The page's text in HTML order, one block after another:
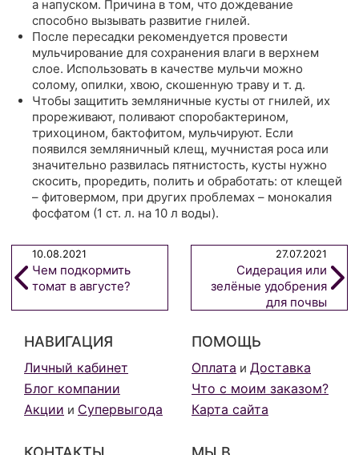
а напуском. Причина в том, что дождевание
способно вызывать развитие гнилей.
После пересадки рекомендуется провести
мульчирование для сохранения влаги в верхнем
слое. Использовать в качестве мульчи можно
солому, опилки, хвою, скошенную траву и т. д.
Чтобы защитить земляничные кусты от гнилей, их
прореживают, поливают споробактерином,
трихоцином, бактофитом, мульчируют. Если
появился земляничный клещ, мучнистая роса или
значительно развилась пятнистость, кусты нужно
скосить, проредить, полить и обработать: от клещей
– фитовермом, при других проблемах – монокалия
фосфатом (1 ст. л. на 10 л воды).
10.08.2021
Чем подкормить
томат в августе?
27.07.2021
Сидерация или
зелёные удобрения
для почвы
НАВИГАЦИЯ
Личный кабинет
Блог компании
Акции и Супервыгода
ПОМОЩЬ
Оплата и Доставка
Что с моим заказом?
Карта сайта